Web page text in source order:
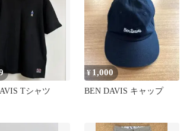
Tシャツ
¥ 1,000
BEN DAVIS キャップ